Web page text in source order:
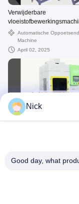
Verwijderbare
KDL502
vloeistofpoetsmachine
Automatische
Machine
April 02, 2025
Sandblaasmachines en
April 02, 2025
Nick
Good day, what